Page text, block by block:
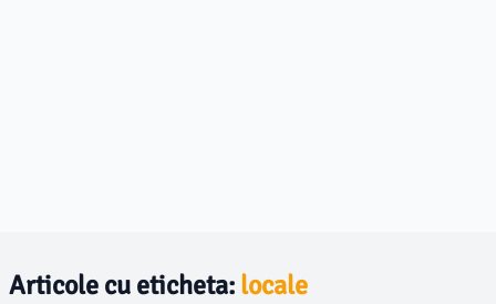
Articole cu eticheta: locale